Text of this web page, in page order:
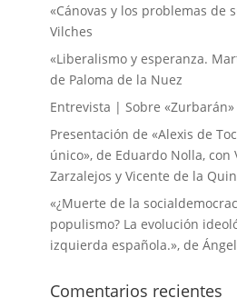
«Cánovas y los problemas de
Vilches
«Liberalismo y esperanza.
de Paloma de la Nuez
Entrevista | Sobre
Presentación de «Alexis de
único», de Eduardo Nolla, con
Zarzalejos y Vicente de la
«¿Muerte de la
populismo? La evolución
izquierda española.», de
Comentarios recientes